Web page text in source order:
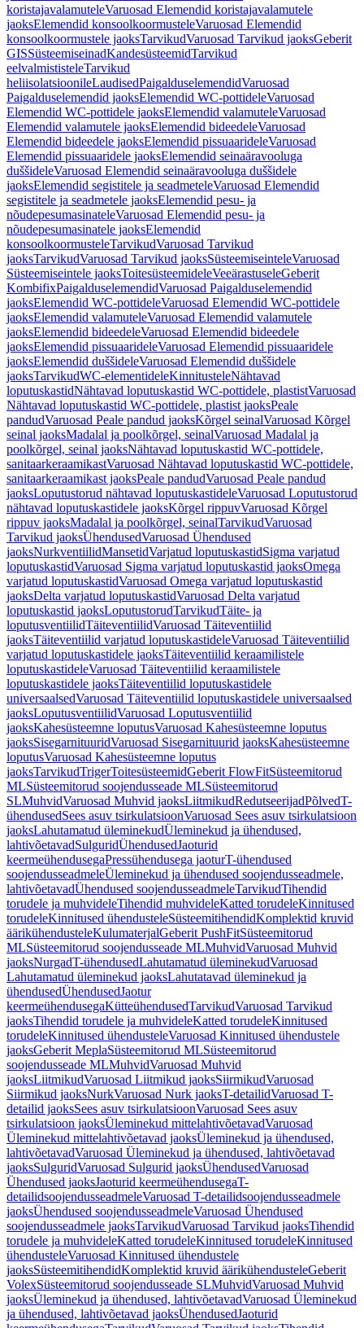
koristajavalamuteleVaruosad Elemendid koristajavalamutele
jaoksElemendid konsoolkoormusteleVaruosad Elemendid
konsoolkoormustele jaoksTarvikudVaruosad Tarvikud jaoksGeberit
GISSüsteemiseinadKandesüsteemidTarvikud
eelvalmististeleTarvikud
heliisolatsioonileLaudisedPaigalduselemendidVaruosad
Paigalduselemendid jaoksElemendid WC-pottideleVaruosad
Elemendid WC-pottidele jaoksElemendid valamuteleVaruosad
Elemendid valamutele jaoksElemendid bideedeleVaruosad
Elemendid bideedele jaoksElemendid pissuaarideleVaruosad
Elemendid pissuaaridele jaoksElemendid seinaäravooluga
duššideleVaruosad Elemendid seinaäravooluga duššidele
jaoksElemendid segistitele ja seadmeteleVaruosad Elemendid
segistitele ja seadmetele jaoksElemendid pesu- ja
nõudepesumasinateleVaruosad Elemendid pesu- ja
nõudepesumasinatele jaoksElemendid
konsoolkoormusteleTarvikudVaruosad Tarvikud
jaoksTarvikudVaruosad Tarvikud jaoksSüsteemiseinteleVaruosad
Süsteemiseintele jaoksToitesüsteemideleVeeärastuseleGeberit
KombifixPaigalduselemendidVaruosad Paigalduselemendid
jaoksElemendid WC-pottideleVaruosad Elemendid WC-pottidele
jaoksElemendid valamuteleVaruosad Elemendid valamutele
jaoksElemendid bideedeleVaruosad Elemendid bideedele
jaoksElemendid pissuaarideleVaruosad Elemendid pissuaaridele
jaoksElemendid duššideleVaruosad Elemendid duššidele
jaoksTarvikudWC-elementideleKinnitusteleNähtavad
loputuskastidNähtavad loputuskastid WC-pottidele, plastistVaruosad
Nähtavad loputuskastid WC-pottidele, plastist jaoksPeale
pandudVaruosad Peale pandud jaoksKõrgel seinalVaruosad Kõrgel
seinal jaoksMadalal ja poolkõrgel, seinalVaruosad Madalal ja
poolkõrgel, seinal jaoksNähtavad loputuskastid WC-pottidele,
sanitaarkeraamikastVaruosad Nähtavad loputuskastid WC-pottidele,
sanitaarkeraamikast jaoksPeale pandudVaruosad Peale pandud
jaoksLoputustorud nähtavad loputuskastideleVaruosad Loputustorud
nähtavad loputuskastidele jaoksKõrgel rippuvVaruosad Kõrgel
rippuv jaoksMadalal ja poolkõrgel, seinalTarvikudVaruosad
Tarvikud jaoksÜhendusedVaruosad Ühendused
jaoksNurkventiilidMansetidVarjatud loputuskastidSigma varjatud
loputuskastidVaruosad Sigma varjatud loputuskastid jaoksOmega
varjatud loputuskastidVaruosad Omega varjatud loputuskastid
jaoksDelta varjatud loputuskastidVaruosad Delta varjatud
loputuskastid jaoksLoputustorudTarvikudTäite- ja
loputusventiilidTäiteventiilidVaruosad Täiteventiilid
jaoksTäiteventiilid varjatud loputuskastideleVaruosad Täiteventiilid
varjatud loputuskastidele jaoksTäiteventiilid keraamilistele
loputuskastideleVaruosad Täiteventiilid keraamilistele
loputuskastidele jaoksTäiteventiilid loputuskastidele
universaalsedVaruosad Täiteventiilid loputuskastidele universaalsed
jaoksLoputusventiilidVaruosad Loputusventiilid
jaoksKahesüsteemne loputusVaruosad Kahesüsteemne loputus
jaoksSisegarnituuridVaruosad Sisegarnituurid jaoksKahesüsteemne
loputusVaruosad Kahesüsteemne loputus
jaoksTarvikudTrigerToitesüsteemidGeberit FlowFitSüsteemitorud
MLSüsteemitorud soojendusseade MLSüsteemitorud
SLMuhvidVaruosad Muhvid jaoksLiitmikudRedutseerijadPõlvedT-
ühendusedSees asuv tsirkulatsioonVaruosad Sees asuv tsirkulatsioon
jaoksLahutamatud üleminekudÜleminekud ja ühendused,
lahtivõetavadSulguridÜhendusedJaoturid
keermeühendusegaPressühendusega jaoturT-ühendused
soojendusseadmeleÜleminekud ja ühendused soojendusseadmele,
lahtivõetavadÜhendused soojendusseadmeleTarvikudTihendid
torudele ja muhvideleTihendid muhvideleKatted torudeleKinnitused
torudeleKinnitused ühendusteleSüsteemitihendidKomplektid kruvid
äärikühendusteleKulumaterjalGeberit PushFitSüsteemitorud
MLSüsteemitorud soojendusseade MLMuhvidVaruosad Muhvid
jaoksNurgadT-ühendusedLahutamatud üleminekudVaruosad
Lahutamatud üleminekud jaoksLahutatavad üleminekud ja
ühendusedÜhendusedJaotur
keermeühendusegaKütteühendusedTarvikudVaruosad Tarvikud
jaoksTihendid torudele ja muhvideleKatted torudeleKinnitused
torudeleKinnitused ühendusteleVaruosad Kinnitused ühendustele
jaoksGeberit MeplaSüsteemitorud MLSüsteemitorud
soojendusseade MLMuhvidVaruosad Muhvid
jaoksLiitmikudVaruosad Liitmikud jaoksSiirmikudVaruosad
Siirmikud jaoksNurkVaruosad Nurk jaoksT-detailidVaruosad T-
detailid jaoksSees asuv tsirkulatsioonVaruosad Sees asuv
tsirkulatsioon jaoksÜleminekud mittelahtivõetavadVaruosad
Üleminekud mittelahtivõetavad jaoksÜleminekud ja ühendused,
lahtivõetavadVaruosad Üleminekud ja ühendused, lahtivõetavad
jaoksSulguridVaruosad Sulgurid jaoksÜhendusedVaruosad
Ühendused jaoksJaoturid keermeühendusegaT-
detailidsoojendusseadmeleVaruosad T-detailidsoojendusseadmele
jaoksÜhendused soojendusseadmeleVaruosad Ühendused
soojendusseadmele jaoksTarvikudVaruosad Tarvikud jaoksTihendid
torudele ja muhvideleKatted torudeleKinnitused torudeleKinnitused
ühendusteleVaruosad Kinnitused ühendustele
jaoksSüsteemitihendidKomplektid kruvid äärikühendusteleGeberit
VolexSüsteemitorud soojendusseade SLMuhvidVaruosad Muhvid
jaoksÜleminekud ja ühendused, lahtivõetavadVaruosad Üleminekud
ja ühendused, lahtivõetavad jaoksÜhendusedJaoturid